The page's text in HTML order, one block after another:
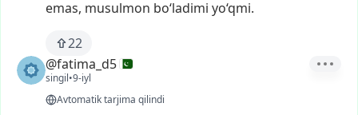
emas, musulmon bo‘ladimi yo‘qmi.
22
@fatima_d5
singil•9-iyl
Avtomatik tarjima qilindi